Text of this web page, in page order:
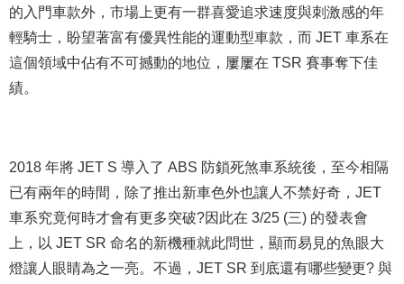
的入門車款外，市場上更有一群喜愛追求速度與刺激感的年
輕騎士，盼望著富有優異性能的運動型車款，而 JET 車系在
這個領域中佔有不可撼動的地位，屢屢在 TSR 賽事奪下佳
績。
2018 年將 JET S 導入了 ABS 防鎖死煞車系統後，至今相隔
已有兩年的時間，除了推出新車色外也讓人不禁好奇，JET
車系究竟何時才會有更多突破?因此在 3/25 (三) 的發表會
上，以 JET SR 命名的新機種就此問世，顯而易見的魚眼大
燈讓人眼睛為之一亮。不過，JET SR 到底還有哪些變更? 與